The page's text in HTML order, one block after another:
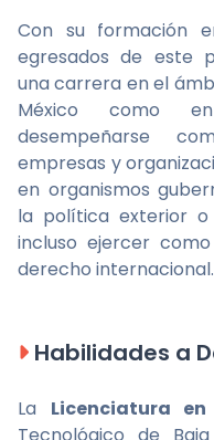
Con su formación
egresados de este
una carrera en el
México como
desempeñarse
empresas y
en organismos
la política exterior
incluso ejercer
derecho internacional.
Habilidades a
La Licenciatura